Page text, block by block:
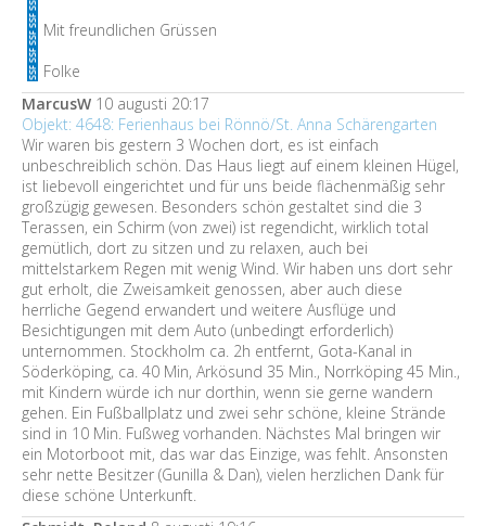
Mit freundlichen Grüssen
Folke
MarcusW 10 augusti 20:17
Objekt: 4648: Ferienhaus bei Rönnö/St. Anna Schärengarten
Wir waren bis gestern 3 Wochen dort, es ist einfach
unbeschreiblich schön. Das Haus liegt auf einem kleinen Hügel,
ist liebevoll eingerichtet und für uns beide flächenmäßig sehr
großzügig gewesen. Besonders schön gestaltet sind die 3
Terassen, ein Schirm (von zwei) ist regendicht, wirklich total
gemütlich, dort zu sitzen und zu relaxen, auch bei
mittelstarkem Regen mit wenig Wind. Wir haben uns dort sehr
gut erholt, die Zweisamkeit genossen, aber auch diese
herrliche Gegend erwandert und weitere Ausflüge und
Besichtigungen mit dem Auto (unbedingt erforderlich)
unternommen. Stockholm ca. 2h entfernt, Gota-Kanal in
Söderköping, ca. 40 Min, Arkösund 35 Min., Norrköping 45 Min.,
mit Kindern würde ich nur dorthin, wenn sie gerne wandern
gehen. Ein Fußballplatz und zwei sehr schöne, kleine Strände
sind in 10 Min. Fußweg vorhanden. Nächstes Mal bringen wir
ein Motorboot mit, das war das Einzige, was fehlt. Ansonsten
sehr nette Besitzer (Gunilla & Dan), vielen herzlichen Dank für
diese schöne Unterkunft.